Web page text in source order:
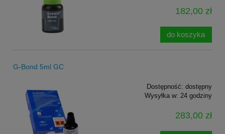
182,00 zł
do koszyka
G-Bond 5ml GC
Dostępność: dostępny
Wysyłka w: 24 godziny
283,00 zł